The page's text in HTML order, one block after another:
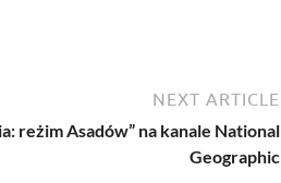
NEXT ARTICLE
reżim Asadów” na kanale National
Geographic